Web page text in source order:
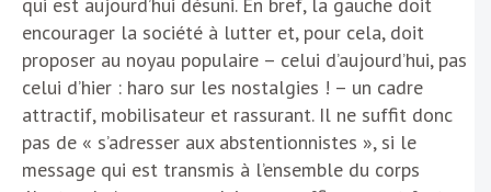
qui est aujourd’hui désuni. En bref, la gauche doit
encourager la société à lutter et, pour cela, doit
proposer au noyau populaire – celui d’aujourd’hui, pas
celui d’hier : haro sur les nostalgies ! – un cadre
attractif, mobilisateur et rassurant. Il ne suffit donc
pas de « s’adresser aux abstentionnistes », si le
message qui est transmis à l’ensemble du corps